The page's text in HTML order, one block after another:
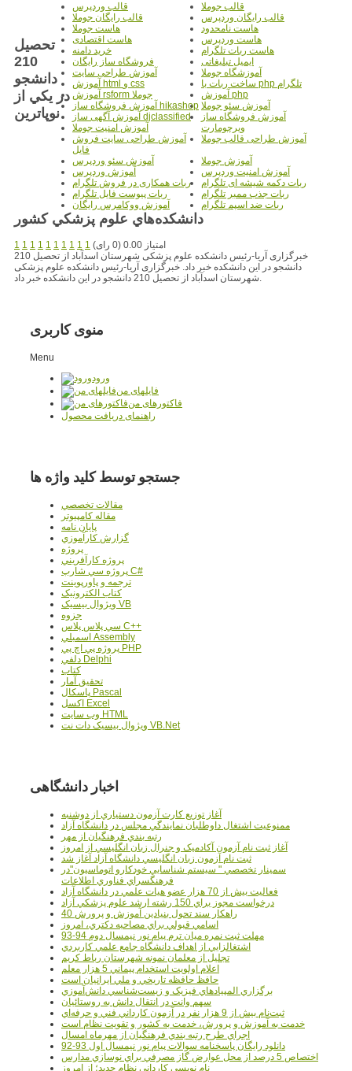
قالب جوملا
قالب وردپرس
قالب رایگان وردپرس
قالب رایگان جوملا
هاست نامحدود
هاست جوملا
هاست وردپرس
هاست اقتصادی
هاست ربات تلگرام
خرید دامنه
ایمیل تبلیغاتی
فروشگاه ساز رایگان
آموزشگاه جوملا
آموزش طراحی سایت
ساخت ربات با php تلگرام
آموزش html و css
آموزش php
آموزش rsform جوملا
آموزش سئو جوملا آموزش فروشگاه ساز hikashop
آموزش فروشگاه ساز
ویرچومارت
آموزش آگهی ساز djclassified
آموزش امنیت جوملا
آموزش طراحی قالب جوملا
آموزش طراحی سایت فروش
فایل
آموزش جوملا
آموزش سئو وردپرس
آموزش امنیت وردپرس
آموزش وردپرس
ربات دکمه شیشه ای تلگرام
ربات همکاری در فروش تلگرام
ربات جذب ممبر تلگرام
ربات پیوست فایل تلگرام
ربات ضد اسپم تلگرام
آموزش ووکامرس رایگان
تحصيل
210
دانشجو
در يکي از
نوپاترين
دانشکده‌هاي علوم پزشکي کشور
1 1 1 1 1 1 1 1 1 1
امتیاز 0.00 (0 رای)
خبرگزاری آریا-رئیس دانشکده علوم پزشکی شهرستان اسدآباد از تحصیل 210
دانشجو در این دانشکده خبر داد. خبرگزاری آریا-رئیس دانشکده علوم پزشکی
شهرستان اسدآباد از تحصیل 210 دانشجو در این دانشکده خبر داد.
منوی کاربری
Menu
ورود
فایلهای من
فاکتورهای من
راهنمای دریافت محصول
جستجو توسط کلید واژه ها
مقالات تخصصي
مقاله کامپیوتر
پایان نامه
گزارش کارآموزي
پروژه
پروژه کارآفريني
پروژه سي شارپ C#
ترجمه و پاورپوينت
کتاب الکترونيک
ويژوال بيسيک VB
جزوه
سي پلاس پلاس C++
اسمبلي Assembly
پروژه پي اچ پي PHP
دلفي Delphi
کتاب
تحقيق آمار
پاسکال Pascal
اکسل Excel
وب سايت HTML
ويژوال بيسيک دات نت VB.Net
اخبار دانشگاهی
آغاز توزيع کارت آزمون دستياري از دوشنبه
ممنوعيت اشتغال داوطلبان نمايندگي مجلس در دانشگاه آزاد
رتبه بندي فرهنگيان از مهر
آغاز ثبت نام آزمون آکادميک و جنرال زبان انگليسي از امروز
ثبت نام آزمون زبان انگليسي دانشگاه آزاد آغاز شد
سمينار تخصصي " سيستم شناسايي خودکارو اتوماسيون"در
فرهنگسراي فناوري اطلاعات
فعاليت بيش از 70 هزار عضو هيات علمي در دانشگاه آزاد
درخواست مجوز براي 150 رشته ارشد علوم پزشکي آزاد
40 راهکار سند تحول بنيادين آموزش و پرورش
اسامي قبولي براي مصاحبه دکتري، امروز
مهلت ثبت نمره میان ترم پیام نور نیمسال دوم 94-93
اشتغالزايي از اهداف دانشگاه جامع علمي کاربردي
تجليل از معلمان نمونه شهرستان رباط کريم
اعلام اولويت استخدام پيماني 5 هزار معلم
حافظ حافظه تاريخي و ملي ايرانيان است
برگزاري المپيادهاي فيزيک و زيست‌شناسي دانش‌آموزي
سهم وانت در انتقال دانش به روستائيان
ثبت‌نام بيش از 9 هزار نفر در آزمون کارداني فني و حرفه‌اي
خدمت به آموزش و پرورش، خدمت به کشور و تقويت نظام است
اجراي طرح رتبه بندي فرهنگيان از مهرماه امسال
دانلود رایگان پاسخنامه سوالات پیام نور نیمسال اول 93-92
اختصاص 5 درصد از محل عوارض گاز مصرفي براي نوسازي مدارس
نام نويسي کارداني نظام جديد؛ از امروز